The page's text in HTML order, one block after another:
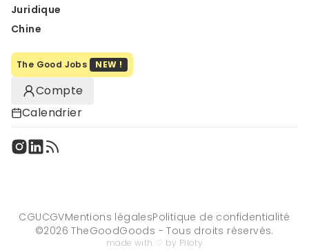
Juridique
Chine
The Good Jobs NEW !
Compte
Calendrier
CGUCGVMentions légalesPolitique de confidentialité
©2026 TheGoodGoods - Tous droits réservés.
made with ♡ by Piloty